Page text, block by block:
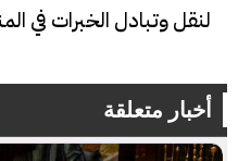
لنقل وتبادل الخبرات في
أخبار متعلقة